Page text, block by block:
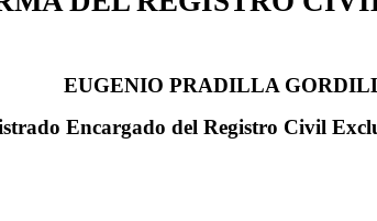
EUGENIO PRADILLA
Encargado del Registro Civil